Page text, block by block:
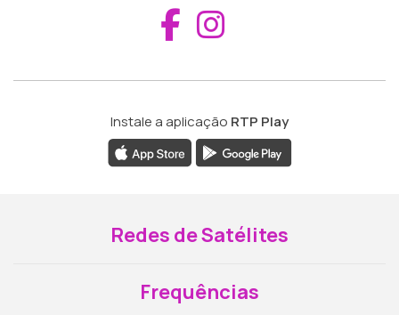
Aceder ao
Instale a aplicação RTP Play
Redes de Satélites
Frequências